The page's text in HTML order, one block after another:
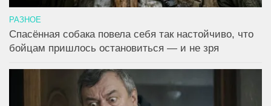
РАЗНОЕ
Спасённая собака повела себя так настойчиво, что
бойцам пришлось остановиться — и не зря